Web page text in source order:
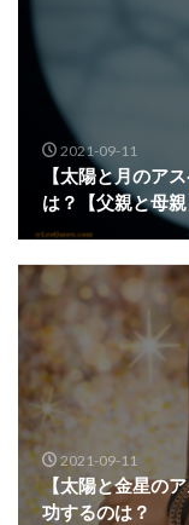
2021-09-11
【太陽と月のア
は？【父親と母
2021-09-11
【太陽と金星の
功するのは？